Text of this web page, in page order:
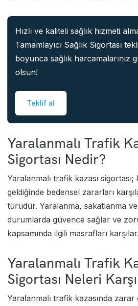
Hızlı ve kaliteli sağlık hizmeti
Tamamlayıcı Sağlık Sigortası
boyunca sağlık harcamalarınız
olsun!
Teklif al
Yaralanmalı Trafik
Sigortası Nedir?
Yaralanmalı trafik kazası
geldiğinde bedensel zararları
türüdür. Yaralanma, sakatlanma
durumlarda güvence sağlar ve
kapsamında ilgili masrafları karşılar.
Yaralanmalı Trafik
Sigortası Neleri
Yaralanmalı trafik kazasında